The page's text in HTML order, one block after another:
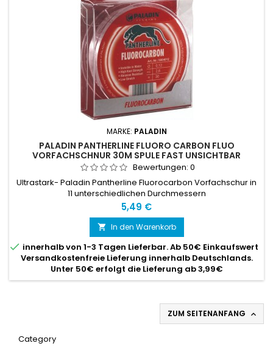
MARKE: PALADIN
PALADIN PANTHERLINE FLUORO CARBON FLUO
VORFACHSCHNUR 30M SPULE FAST UNSICHTBAR
Bewertungen: 0
Ultrastark- Paladin Pantherline Fluorocarbon Vorfachschur in
11 unterschiedlichen Durchmessern
Preis
5,49 €
 In den Warenkorb
 innerhalb von 1-3 Tagen Lieferbar. Ab 50€ Einkaufswert
Versandkostenfreie Lieferung innerhalb Deutschlands.
Unter 50€ erfolgt die Lieferung ab 3,99€
ZUM SEITENANFANG 
Category